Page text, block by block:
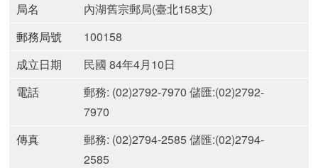
局名
內湖舊宗郵局(臺北158支)
郵務局號
100158
成立日期
民國 84年4月10日
電話
郵務: (02)2792-7970 儲匯:(02)2792-
7970
傳真
郵務: (02)2794-2585 儲匯:(02)2794-
2585